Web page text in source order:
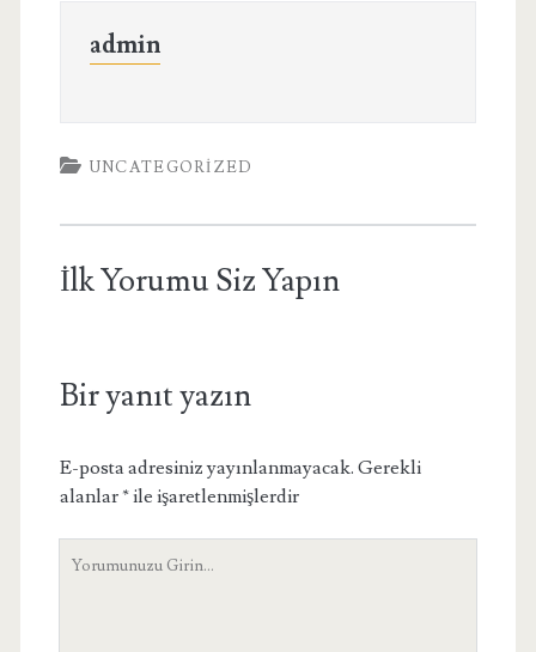
admin
UNCATEGORIZED
İlk Yorumu Siz Yapın
Bir yanıt yazın
E-posta adresiniz yayınlanmayacak. Gerekli
alanlar*ile işaretlenmişlerdir
Yorumunuz